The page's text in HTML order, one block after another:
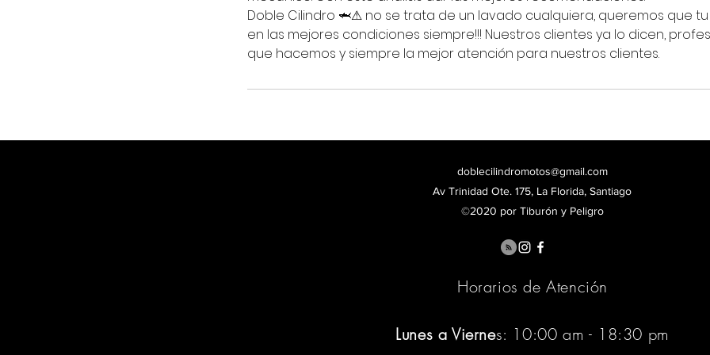
Doble Cilindro 🦈⚠ no se trata de un lavado cualquiera, queremos que
en las mejores condiciones siempre!!! Nuestros clientes ya lo dicen,
que hacemos y siempre la mejor atención para nuestros clientes.
doblecilindromotos@gmail.com
Av Trinidad Ote. 175, La Florida, Santiago
©2020 por Tiburón y Peligro
Horarios de Atención
Lunes a Viernes: 10:00 am - 18:30 pm